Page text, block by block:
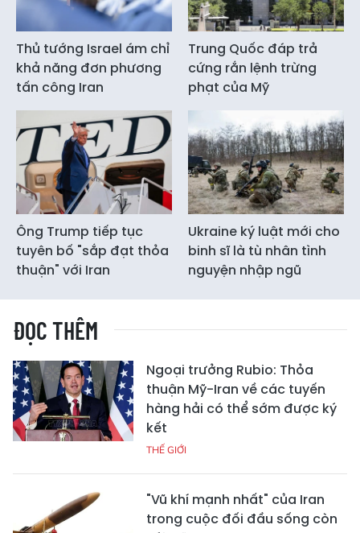
Thủ tướng Israel ám chỉ
khả năng đơn phương
tấn công Iran
Trung Quốc đáp trả
cứng rắn lệnh trừng
phạt của Mỹ
Ông Trump tiếp tục
tuyên bố "sắp đạt thỏa
thuận" với Iran
Ukraine ký luật mới cho
binh sĩ là tù nhân tình
nguyện nhập ngũ
ĐỌC THÊM
Ngoại trưởng Rubio: Thỏa
thuận Mỹ-Iran về các tuyến
hàng hải có thể sớm được ký
kết
THẾ GIỚI
"Vũ khí mạnh nhất" của Iran
trong cuộc đối đầu sống còn